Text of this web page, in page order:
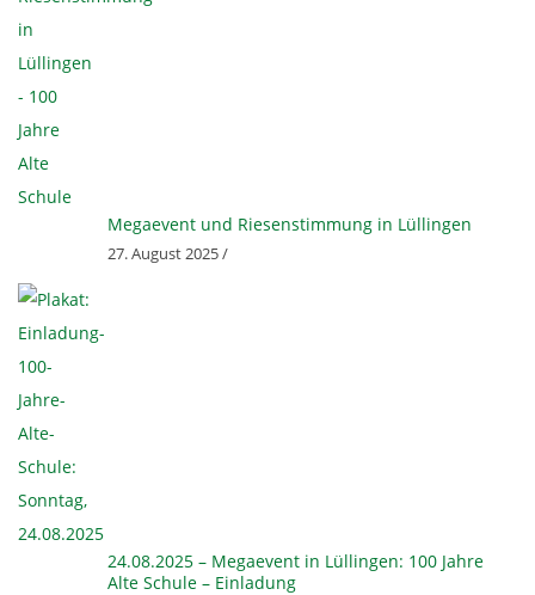
Megaevent und Riesenstimmung in Lüllingen
27. August 2025 /
24.08.2025 – Megaevent in Lüllingen: 100 Jahre
Alte Schule – Einladung